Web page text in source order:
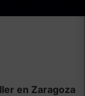
en Zaragoza